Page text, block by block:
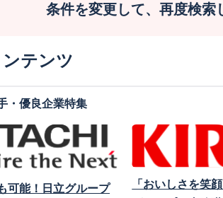
条件を変更して、再度検索
テンツ
・優良企業特集
可能！日立グループ
「おいしさを笑